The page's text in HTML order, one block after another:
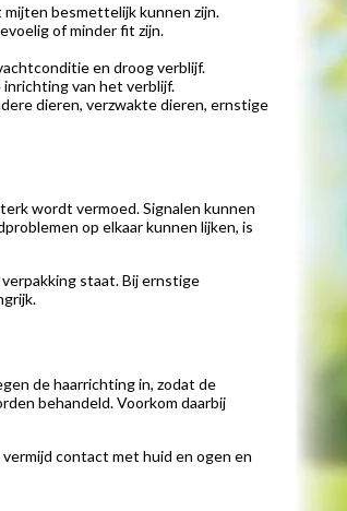
besmettelijk kunnen zijn.
of minder fit zijn.
en droog verblijf.
van het verblijf.
dieren, verzwakte dieren, ernstige
wordt vermoed. Signalen kunnen
op elkaar kunnen lijken, is
staat. Bij ernstige
de haarrichting in, zodat de
behandeld. Voorkom daarbij
contact met huid en ogen en